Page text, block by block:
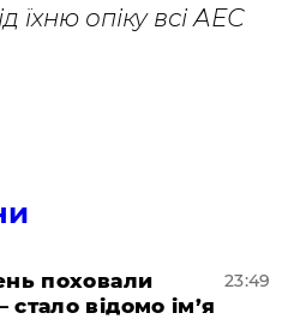
їхню опіку всі АЕС
поховали
відомо ім’я
23:49